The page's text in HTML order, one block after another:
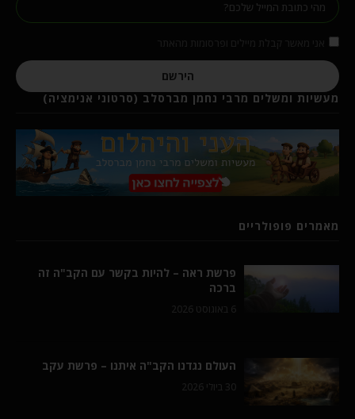
הירשם
מעשיות ומשלים מרבי נחמן מברסלב (סרטוני אנימציה)
מאמרים פופולריים
פרשת ראה – להיות בקשר עם הקב"ה זה
ברכה
6 באוגוסט 2026
העולם נגדנו הקב"ה איתנו – פרשת עקב
30 ביולי 2026